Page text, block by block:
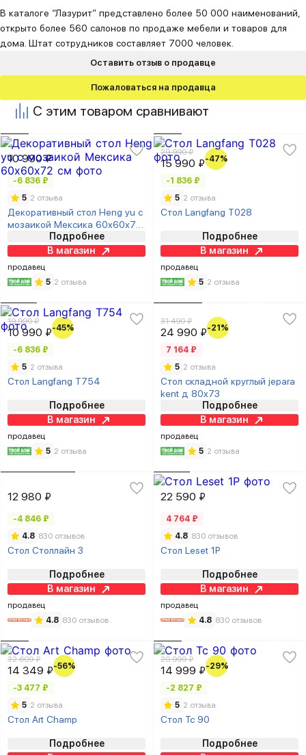
Оставить отзыв о продавце
Пожаловаться на продавца
В каталоге “Лазурит” представлено более 50 000 наименований,
открыто более 560 салонов по продаже мебели и товаров для
дома. Штат сотрудников составляет 7000 человек.
С этим товаром сравнивают
10 990 ₽
-6 836 ₽
5 2 отзыва
Декоративный стол Heng yu с
мозаикой Мексика 60х60х72
Подробнее
В магазин
продавец
5 2 отзыва
29 990 ₽
15 990 ₽-47%
-1 836 ₽
5 2 отзыва
Стол Langfang T028
Подробнее
В магазин
продавец
5 2 отзыва
19 990 ₽
10 990 ₽-45%
-6 836 ₽
5 2 отзыва
Стол Langfang T754
Подробнее
В магазин
продавец
5 2 отзыва
31 490 ₽
24 990 ₽-21%
7 164 ₽
5 2 отзыва
Стол складной круглый jepara
kent д 80x73
Подробнее
В магазин
продавец
5 2 отзыва
12 980 ₽
-4 846 ₽
4.8 830 отзывов
Стол Столлайн 3
Подробнее
В магазин
продавец
4.8 830 отзывов
22 590 ₽
4 764 ₽
4.8 830 отзывов
Стол Leset 1Р
Подробнее
В магазин
продавец
4.8 830 отзывов
32 609 ₽
14 349 ₽-56%
-3 477 ₽
5 2 отзыва
Стол Art Champ
Подробнее
20 999 ₽
14 999 ₽-29%
-2 827 ₽
5 2 отзыва
Стол Tc 90
Подробнее